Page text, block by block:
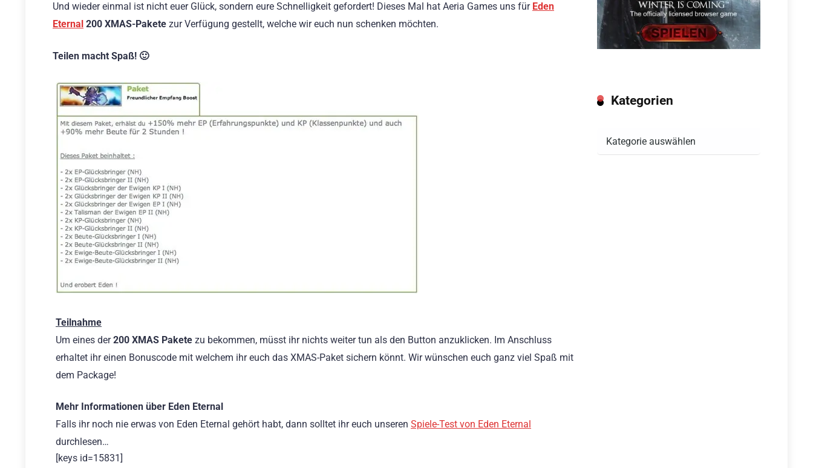
Und wieder einmal ist nicht euer Glück, sondern eure Schnelligkeit gefordert! Dieses Mal hat Aeria Games uns für Eden
Eternal 200 XMAS-Pakete zur Verfügung gestellt, welche wir euch nun schenken möchten.
Teilen macht Spaß! 🙂
Teilnahme
Um eines der200 XMAS Pakete zu bekommen, müsst ihr nichts weiter tun als den Button anzuklicken. Im Anschluss
erhaltet ihr einen Bonuscode mit welchem ihr euch das XMAS-Paket sichern könnt. Wir wünschen euch ganz viel Spaß mit
dem Package!
Mehr Informationen über Eden Eternal
Falls ihr noch nie erwas von Eden Eternal gehört habt, dann solltet ihr euch unseren Spiele-Test von Eden Eternal
durchlesen…
[keys id=15831]
Kategorien